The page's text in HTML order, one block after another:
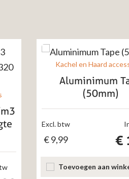
Kachel en Haard
Aluminimum
(50mm)
€
Excl. btw
€9,99
Toevoegen aan